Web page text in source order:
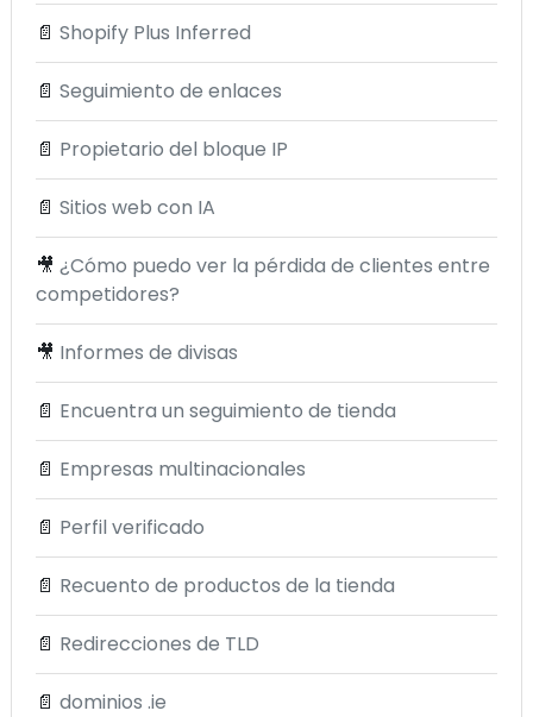
📄 Shopify Plus Inferred
📄 Seguimiento de enlaces
📄 Propietario del bloque IP
📄 Sitios web con IA
🎥 ¿Cómo puedo ver la pérdida de clientes entre
competidores?
🎥 Informes de divisas
📄 Encuentra un seguimiento de tienda
📄 Empresas multinacionales
📄 Perfil verificado
📄 Recuento de productos de la tienda
📄 Redirecciones de TLD
📄 dominios .ie